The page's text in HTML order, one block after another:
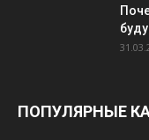
ПОПУЛЯРНЫЕ